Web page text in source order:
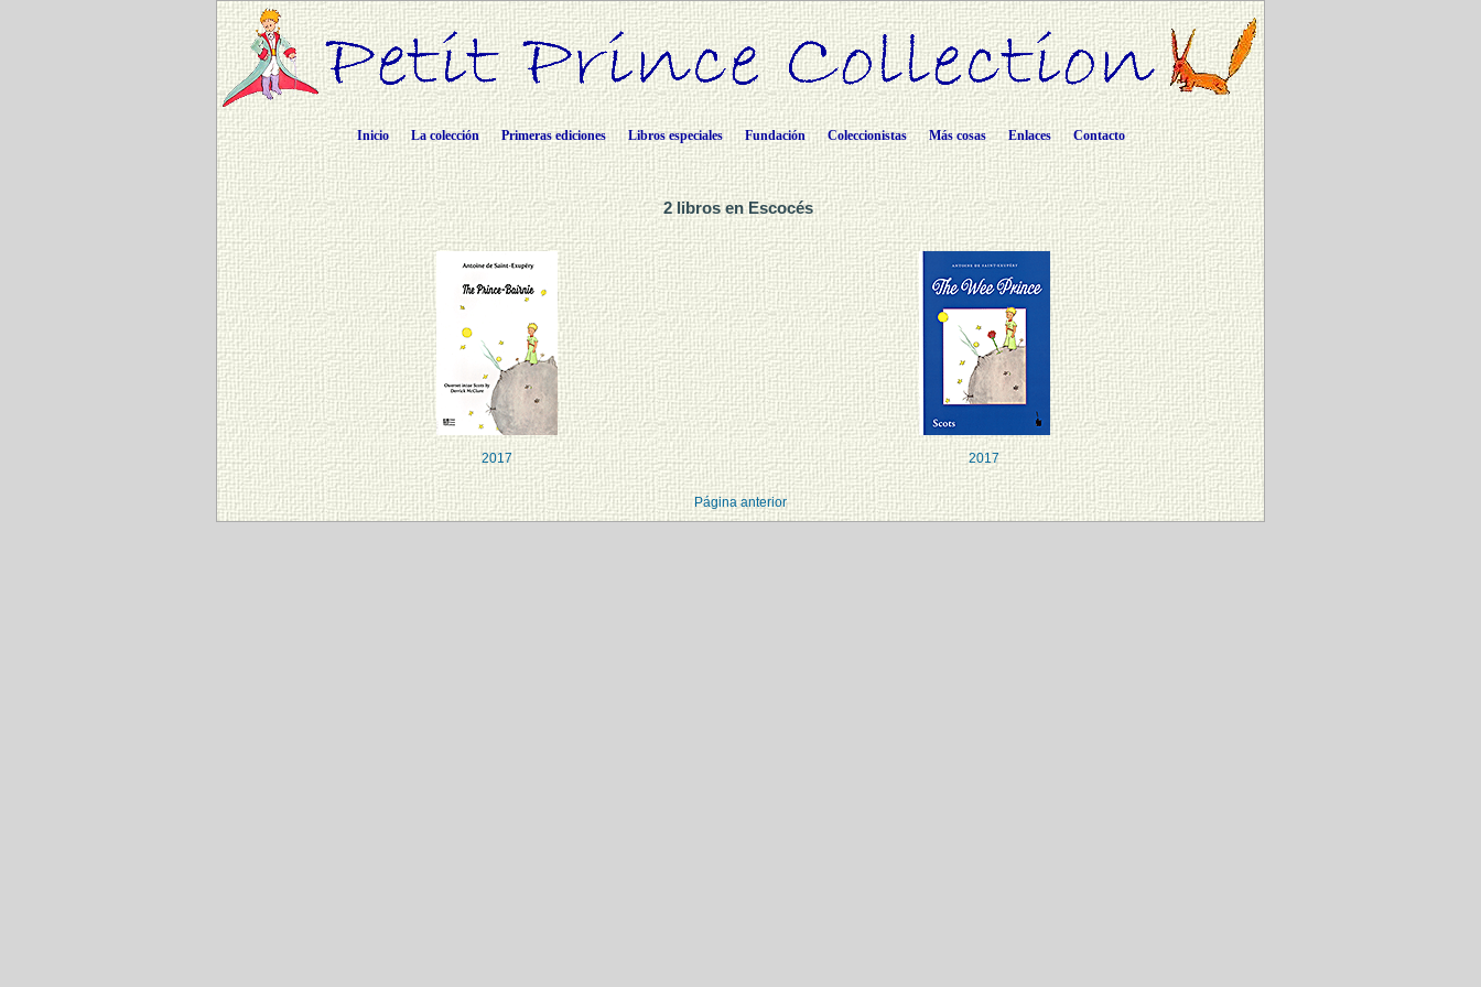
Inicio La colección Primeras ediciones Libros especiales Fundación Coleccionistas Más cosas Enlaces Contacto
2 libros en Escocés
2017 2017
Página anterior